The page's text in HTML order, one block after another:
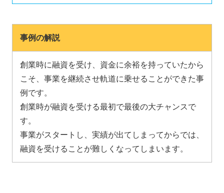
事例の解説
創業時に融資を受け、資金に余裕を持っていたから
こそ、事業を継続させ軌道に乗せることができた事
例です。
創業時が融資を受ける最初で最後の大チャンスで
す。
事業がスタートし、実績が出てしまってからでは、
融資を受けることが難しくなってしまいます。